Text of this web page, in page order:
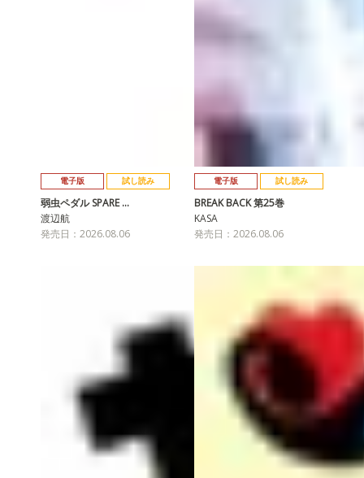
電子版 試し読み
弱虫ペダル SPARE …
渡辺航
発売日：2026.08.06
電子版 試し読み
BREAK BACK 第25巻
KASA
発売日：2026.08.06